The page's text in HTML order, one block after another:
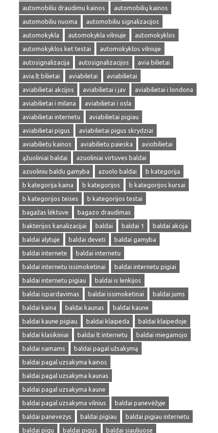
automobiliu draudimu kainos
automobilių kainos
automobiliu nuoma
automobiliu signalizacijos
automokykla
automokykla vilniuje
automokyklos
automokyklos ket testai
automokyklos vilniuje
autosignalizacija
autosignalizacijos
avia bilietai
avia.lt bilietai
aviabiletai
aviabilietai
aviabilietai akcijos
aviabilietai i jav
aviabilietai i londona
aviabilietai i milana
aviabilietai i osla
aviabilietai internetu
aviabilietai pigiau
aviabilietai pigus
aviabilietai pigus skrydziai
aviabilietu kainos
aviabilietu paieska
aviobilietai
ąžuoliniai baldai
azuoliniai virtuves baldai
azuoliniu baldu gamyba
azuolo baldai
b kategorija
b kategorija kaina
b kategorijos
b kategorijos kursai
b kategorijos teises
b kategorijos testai
bagažas lėktuve
bagazo draudimas
bakterijos kanalizacijai
baldai baldai 1
baldai akcija
baldai alytuje
baldai deveti
baldai gamyba
baldai internete
baldai internetu
baldai internetu issimoketinai
baldai internetu pigiai
baldai internetu pigiau
baldai is lenkijos
baldai ispardavimas
baldai issimoketinai
baldai jums
baldai kaina
baldai kaunas
baldai kaune
baldai kaune pigiau
baldai klaipeda
baldai klaipedoje
baldai klasikiniai
baldai lt internetu
baldai miegamojo
baldai namams
baldai pagal užsakymą
baldai pagal uzsakyma kainos
baldai pagal uzsakyma kaunas
baldai pagal uzsakyma kaune
baldai pagal uzsakyma vilnius
baldai panevėžyje
baldai panevezys
baldai pigiau
baldai pigiau internetu
baldai pigu
baldai pigus baldai siauliuose